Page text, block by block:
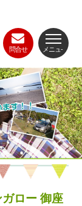
問合せ メニュ-
ロー 御座